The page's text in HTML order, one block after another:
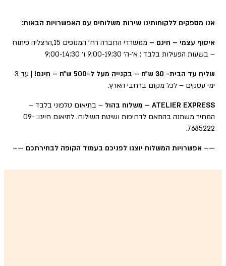
אנו מספקים ללקוחותינו שירות משלוחים עם האפשרויות הבאות:
איסוף עצמי – חינם –
ממשרדי החברה רח׳ המנופים 15,הרצליה פיתוח
– בשעות הפעילות בלבד : א׳-ה׳ 9:00-19:30 ו׳ 9:00-14:30
שליח עד הבית- 30 ש״ח – בקנייה מעל ל-500 ש״ח – חינם!
| עד 3
ימי עסקים – לכל מקום ברחבי הארץ.
ATELIER EXPRESS – משלוח בהול
– בתיאום טלפוני בלבד –
המחיר משתנה בהתאם לדחיפות ושיטת השילוח. לתיאום חייגו: 09-
7685222.
—– אפשרויות המשלוח יוצגו לפניכם בעמוד הקופה לבחירתכם —–